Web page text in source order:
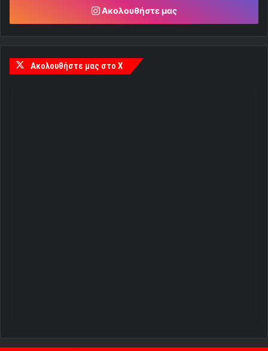
Ακολουθήστε μας
Ακολουθήστε μας στο X